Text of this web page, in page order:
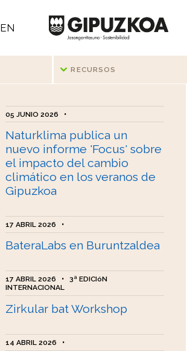
EN
RECURSOS
05 JUNIO 2026 •
Naturklima publica un
nuevo informe 'Focus' sobre
el impacto del cambio
climático en los veranos de
Gipuzkoa
17 ABRIL 2026 •
BateraLabs en Buruntzaldea
17 ABRIL 2026 • 3ª EDICIóN
INTERNACIONAL
Zirkular bat Workshop
14 ABRIL 2026 •